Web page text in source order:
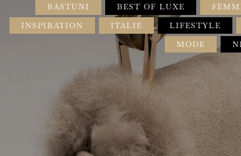
BASTUNI
BEST OF LUXE
INSPIRATION
ITALIE LIFESTYLE
MODE